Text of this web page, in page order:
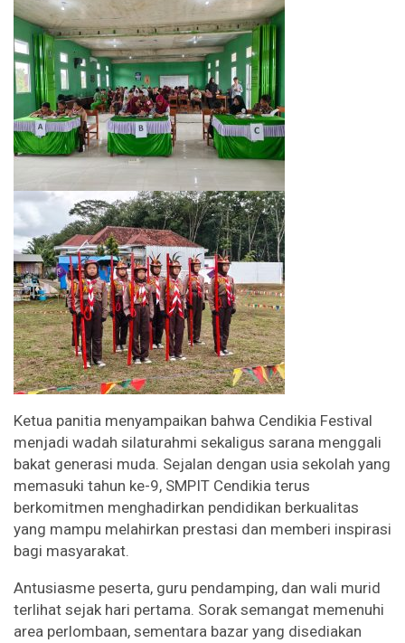
Ketua panitia menyampaikan bahwa Cendikia Festival
menjadi wadah silaturahmi sekaligus sarana menggali
bakat generasi muda. Sejalan dengan usia sekolah yang
memasuki tahun ke-9, SMPIT Cendikia terus
berkomitmen menghadirkan pendidikan berkualitas
yang mampu melahirkan prestasi dan memberi inspirasi
bagi masyarakat.
Antusiasme peserta, guru pendamping, dan wali murid
terlihat sejak hari pertama. Sorak semangat memenuhi
area perlombaan, sementara bazar yang disediakan